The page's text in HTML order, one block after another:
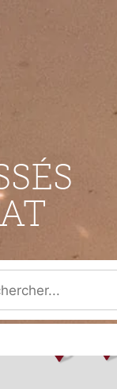
les résultats de